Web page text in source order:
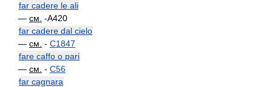
far cadere le ali
— см. -A420
far cadere dal cielo
— см. - C1847
fare caffo o pari
— см. - C56
far cagnara